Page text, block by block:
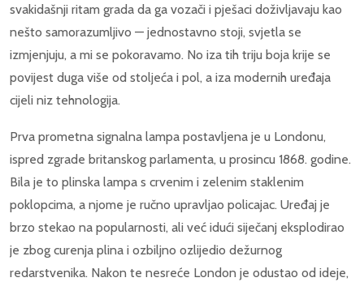
svakidašnji ritam grada da ga vozači i pješaci doživljavaju kao
nešto samorazumljivo — jednostavno stoji, svjetla se
izmjenjuju, a mi se pokoravamo. No iza tih triju boja krije se
povijest duga više od stoljeća i pol, a iza modernih uređaja
cijeli niz tehnologija.
Prva prometna signalna lampa postavljena je u Londonu,
ispred zgrade britanskog parlamenta, u prosincu 1868. godine.
Bila je to plinska lampa s crvenim i zelenim staklenim
poklopcima, a njome je ručno upravljao policajac. Uređaj je
brzo stekao na popularnosti, ali već idući siječanj eksplodirao
je zbog curenja plina i ozbiljno ozlijedio dežurnog
redarstvenika. Nakon te nesreće London je odustao od ideje,